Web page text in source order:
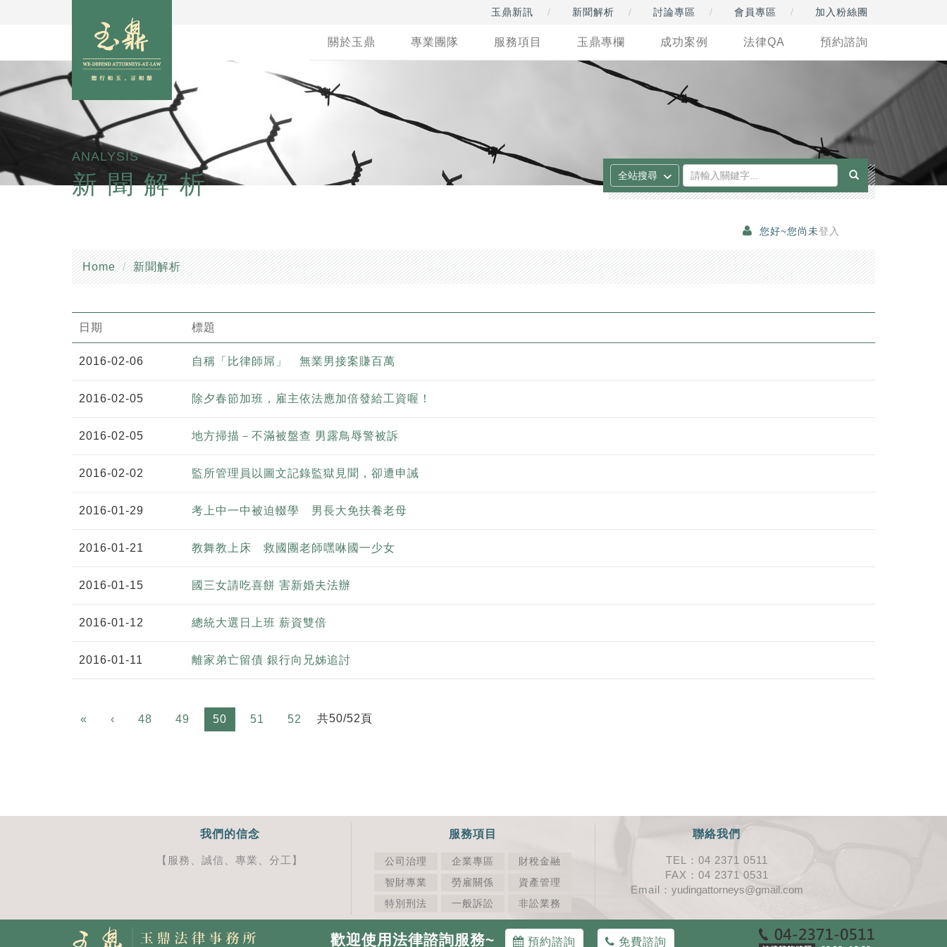
玉鼎新訊 新聞解析 討論專區 會員專區 加入粉絲團
關於玉鼎 專業團隊 服務項目 玉鼎專欄 成功案例 法律QA 預約諮詢
ANALYSIS
新聞解析
您好~您尚未登入
Home 新聞解析
日期 標題
2016-02-06 自稱「比律師屌」 無業男接案賺百萬
2016-02-05 除夕春節加班，雇主依法應加倍發給工資喔！
2016-02-05 地方掃描－不滿被盤查 男露鳥辱警被訴
2016-02-02 監所管理員以圖文記錄監獄見聞，卻遭申誡
2016-01-29 考上中一中被迫輟學 男長大免扶養老母
2016-01-21 教舞教上床 救國團老師嘿咻國一少女
2016-01-15 國三女請吃喜餅 害新婚夫法辦
2016-01-12 總統大選日上班 薪資雙倍
2016-01-11 離家弟亡留債 銀行向兄姊追討
« Previous
‹ 48 49 50 51 52 共50/52頁
歡迎使用法律諮詢服務~ 預約諮詢 免費諮詢
我們的信念
【服務、誠信、專業、分工】
服務項目
公司治理 企業專區
財稅金融
智財專業
勞雇關係
資產管理
特別刑法
一般訴訟 非訟業務
聯絡我們
TEL：04 2371 0511
FAX：04 2371 0531
Email： yudingattorneys@gmail.com